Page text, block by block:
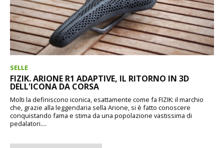
SELLE
FIZIK. ARIONE R1 ADAPTIVE, IL RITORNO IN 3D
DELL'ICONA DA CORSA
Molti la definiscono iconica, esattamente come fa FIZIK: il marchio
che, grazie alla leggendaria sella Arione, si è fatto conoscere
conquistando fama e stima da una popolazione vastissima di
pedalatori....